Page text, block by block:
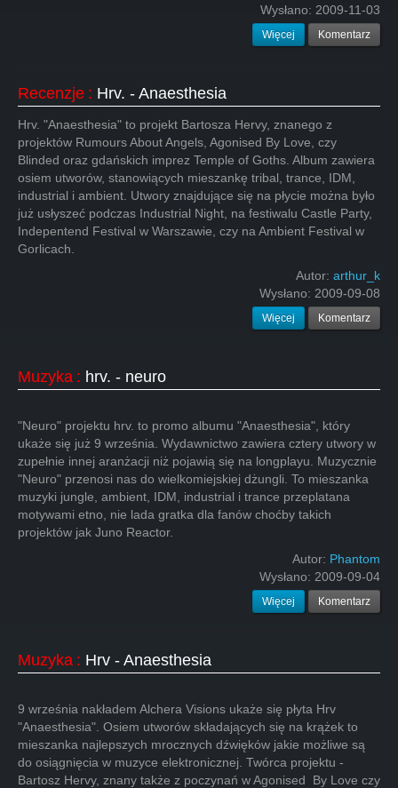
Wysłano: 2009-11-03
Więcej Komentarz
Recenzje : Hrv. - Anaesthesia
Hrv. "Anaesthesia" to projekt Bartosza Hervy, znanego z
projektów Rumours About Angels, Agonised By Love, czy
Blinded oraz gdańskich imprez Temple of Goths. Album zawiera
osiem utworów, stanowiących mieszankę tribal, trance, IDM,
industrial i ambient. Utwory znajdujące się na płycie można było
już usłyszeć podczas Industrial Night, na festiwalu Castle Party,
Indepentend Festival w Warszawie, czy na Ambient Festival w
Gorlicach.
Autor: arthur_k
Wysłano: 2009-09-08
Więcej Komentarz
Muzyka : hrv. - neuro
"Neuro" projektu hrv. to promo albumu "Anaesthesia", który
ukaże się już 9 września. Wydawnictwo zawiera cztery utwory w
zupełnie innej aranżacji niż pojawią się na longplayu. Muzycznie
"Neuro" przenosi nas do wielkomiejskiej dżungli. To mieszanka
muzyki jungle, ambient, IDM, industrial i trance przeplatana
motywami etno, nie lada gratka dla fanów choćby takich
projektów jak Juno Reactor.
Autor: Phantom
Wysłano: 2009-09-04
Więcej Komentarz
Muzyka : Hrv - Anaesthesia
9 września nakładem Alchera Visions ukaże się płyta Hrv
"Anaesthesia". Osiem utworów składających się na krążek to
mieszanka najlepszych mrocznych dźwięków jakie możliwe są
do osiągnięcia w muzyce elektronicznej. Twórca projektu -
Bartosz Hervy, znany także z poczynań w Agonised By Love czy